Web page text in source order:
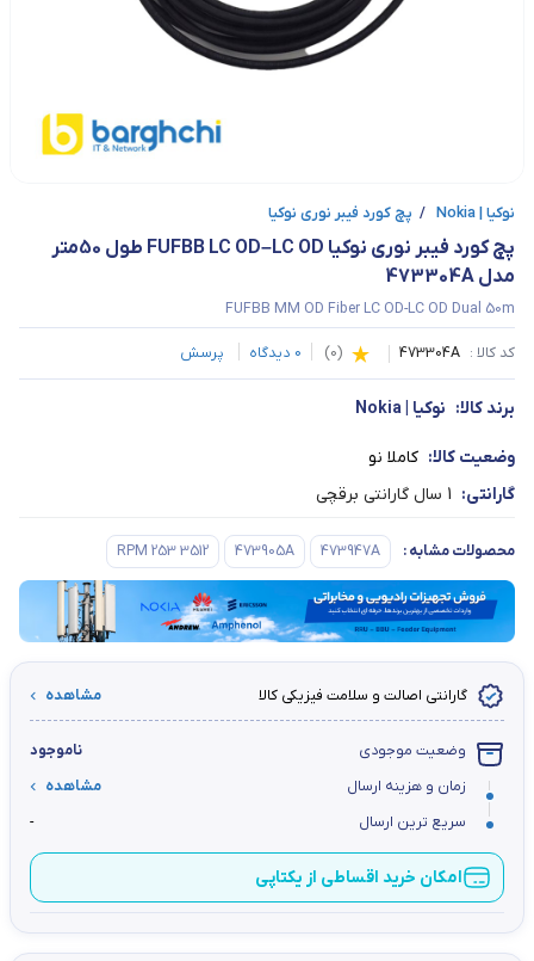
نوکیا | Nokia / پچ کورد فیبر نوری نوکیا
مدل 473304A
FUFBB MM OD Fiber LC OD-LC OD Dual 50m
کد کالا : 473304A
(
0
)
0 دیدگاه پرسش
برند کالا: نوکیا | Nokia
وضعیت کالا: کاملا نو
گارانتی: 1 سال گارانتی برقچی
محصولات مشابه:
473947A
473905A
RPM 253 3512
گارانتی اصالت و سلامت فیزیکی کالا مشاهده
وضعیت موجودی
ناموجود
زمان و هزینه ارسال
مشاهده
سریع ترین ارسال
-
امکان خرید اقساطی از یکتاپی